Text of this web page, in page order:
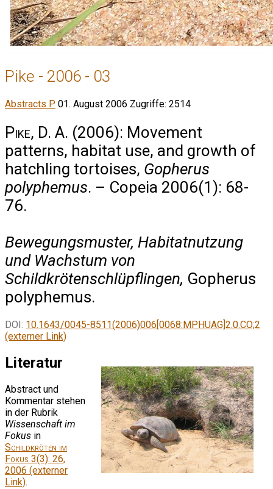
Pike - 2006 - 03
Abstracts P 01. August 2006 Zugriffe: 2514
Pike, D. A. (2006): Movement
patterns, habitat use, and growth of
hatchling tortoises, Gopherus
polyphemus. – Copeia 2006(1): 68-
76.
Bewegungsmuster, Habitatnutzung
und Wachstum von
Schildkrötenschlüpflingen, Gopherus
polyphemus.
DOI: 10.1643/0045-8511(2006)006[0068:MPHUAG]2.0.CO;2
(externer Link)
Literatur
Abstract und
Kommentar stehen
in der Rubrik
Wissenschaft im
Fokus in
Schildkröten im
Fokus 3(3): 26,
2006 (externer
Link).